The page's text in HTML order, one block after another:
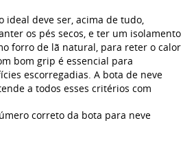
ideal deve ser, acima de tudo,
os pés secos, e ter um isolamento
forro de lã natural, para reter o calor
bom grip é essencial para
escorregadias. A bota de neve
a todos esses critérios com
correto da bota para neve